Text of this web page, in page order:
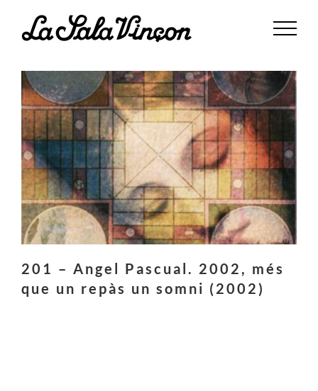
201 – Angel Pascual. 2002, més
que un repàs un somni (2002)